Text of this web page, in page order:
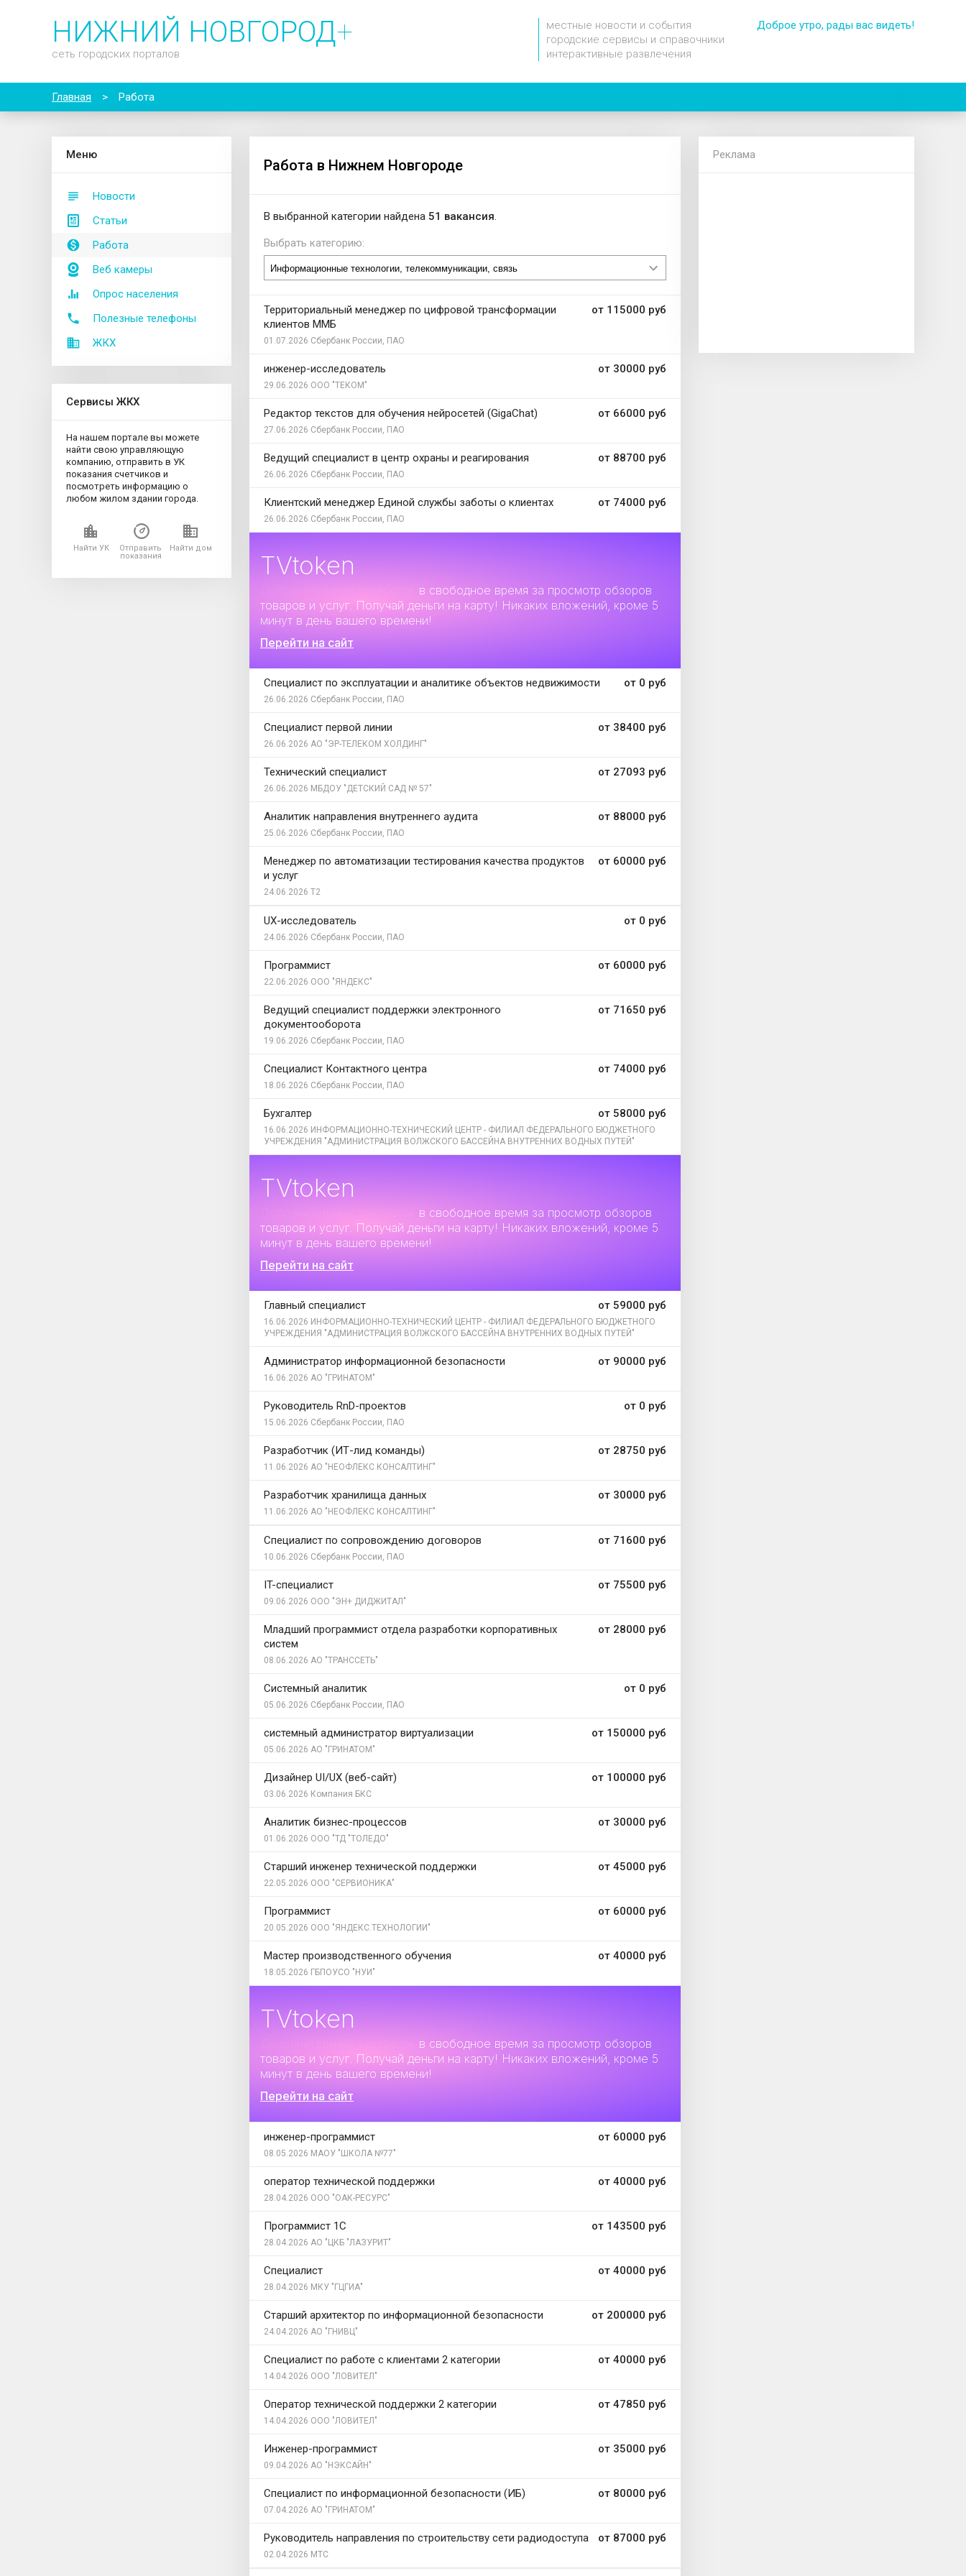
НИЖНИЙ НОВГОРОД+
сеть городских порталов
местные новости и события
городские сервисы и справочники
интерактивные развлечения
Доброе утро, рады вас видеть!
Главная > Работа
Меню
Новости
Статьи
Работа
Веб камеры
Опрос населения
Полезные телефоны
ЖКХ
Сервисы ЖКХ
На нашем портале вы можете
найти свою управляющую
компанию, отправить в УК
показания счетчиков и
посмотреть информацию о
любом жилом здании города.
Найти УК
Отправить
показания
Найти дом
Работа в Нижнем Новгороде
В выбранной категории найдена 51 вакансия.
Выбрать категорию:
от 115000 руб
Территориальный менеджер по цифровой трансформации
клиентов ММБ
01.07.2026 Сбербанк России, ПАО
от 30000 руб
инженер-исследователь
29.06.2026 ООО "ТЕКОМ"
от 66000 руб
Редактор текстов для обучения нейросетей (GigaChat)
27.06.2026 Сбербанк России, ПАО
от 88700 руб
Ведущий специалист в центр охраны и реагирования
26.06.2026 Сбербанк России, ПАО
от 74000 руб
Клиентский менеджер Единой службы заботы о клиентах
26.06.2026 Сбербанк России, ПАО
TVtoken
в свободное время за просмотр обзоров
товаров и услуг. Получай деньги на карту! Никаких вложений, кроме 5
минут в день вашего времени!
Перейти на сайт
от 0 руб
Специалист по эксплуатации и аналитике объектов недвижимости
26.06.2026 Сбербанк России, ПАО
от 38400 руб
Специалист первой линии
26.06.2026 АО "ЭР-ТЕЛЕКОМ ХОЛДИНГ"
от 27093 руб
Технический специалист
26.06.2026 МБДОУ "ДЕТСКИЙ САД № 57"
от 88000 руб
Аналитик направления внутреннего аудита
25.06.2026 Сбербанк России, ПАО
от 60000 руб
Менеджер по автоматизации тестирования качества продуктов
и услуг
24.06.2026 T2
от 0 руб
UX-исследователь
24.06.2026 Сбербанк России, ПАО
от 60000 руб
Программист
22.06.2026 ООО "ЯНДЕКС"
от 71650 руб
Ведущий специалист поддержки электронного
документооборота
19.06.2026 Сбербанк России, ПАО
от 74000 руб
Специалист Контактного центра
18.06.2026 Сбербанк России, ПАО
от 58000 руб
Бухгалтер
16.06.2026 ИНФОРМАЦИОННО-ТЕХНИЧЕСКИЙ ЦЕНТР - ФИЛИАЛ ФЕДЕРАЛЬНОГО БЮДЖЕТНОГО
УЧРЕЖДЕНИЯ "АДМИНИСТРАЦИЯ ВОЛЖСКОГО БАССЕЙНА ВНУТРЕННИХ ВОДНЫХ ПУТЕЙ"
TVtoken
в свободное время за просмотр обзоров
товаров и услуг. Получай деньги на карту! Никаких вложений, кроме 5
минут в день вашего времени!
Перейти на сайт
от 59000 руб
Главный специалист
16.06.2026 ИНФОРМАЦИОННО-ТЕХНИЧЕСКИЙ ЦЕНТР - ФИЛИАЛ ФЕДЕРАЛЬНОГО БЮДЖЕТНОГО
УЧРЕЖДЕНИЯ "АДМИНИСТРАЦИЯ ВОЛЖСКОГО БАССЕЙНА ВНУТРЕННИХ ВОДНЫХ ПУТЕЙ"
от 90000 руб
Администратор информационной безопасности
16.06.2026 АО "ГРИНАТОМ"
от 0 руб
Руководитель RnD-проектов
15.06.2026 Сбербанк России, ПАО
от 28750 руб
Разработчик (ИТ-лид команды)
11.06.2026 АО "НЕОФЛЕКС КОНСАЛТИНГ"
от 30000 руб
Разработчик хранилища данных
11.06.2026 АО "НЕОФЛЕКС КОНСАЛТИНГ"
от 71600 руб
Специалист по сопровождению договоров
10.06.2026 Сбербанк России, ПАО
от 75500 руб
IT-специалист
09.06.2026 ООО "ЭН+ ДИДЖИТАЛ"
от 28000 руб
Младший программист отдела разработки корпоративных
систем
08.06.2026 АО "ТРАНССЕТЬ"
от 0 руб
Системный аналитик
05.06.2026 Сбербанк России, ПАО
от 150000 руб
системный администратор виртуализации
05.06.2026 АО "ГРИНАТОМ"
от 100000 руб
Дизайнер UI/UX (веб-сайт)
03.06.2026 Компания БКС
от 30000 руб
Аналитик бизнес-процессов
01.06.2026 ООО "ТД "ТОЛЕДО"
от 45000 руб
Старший инженер технической поддержки
22.05.2026 ООО "СЕРВИОНИКА"
от 60000 руб
Программист
20.05.2026 ООО "ЯНДЕКС.ТЕХНОЛОГИИ"
от 40000 руб
Мастер производственного обучения
18.05.2026 ГБПОУСО "НУИ"
TVtoken
в свободное время за просмотр обзоров
товаров и услуг. Получай деньги на карту! Никаких вложений, кроме 5
минут в день вашего времени!
Перейти на сайт
от 60000 руб
инженер-программист
08.05.2026 МАОУ "ШКОЛА №77"
от 40000 руб
оператор технической поддержки
28.04.2026 ООО "ОАК-РЕСУРС"
от 143500 руб
Программист 1С
28.04.2026 АО "ЦКБ "ЛАЗУРИТ"
от 40000 руб
Специалист
28.04.2026 МКУ "ГЦГИА"
от 200000 руб
Старший архитектор по информационной безопасности
24.04.2026 АО "ГНИВЦ"
от 40000 руб
Специалист по работе с клиентами 2 категории
14.04.2026 ООО "ЛОВИТЕЛ"
от 47850 руб
Оператор технической поддержки 2 категории
14.04.2026 ООО "ЛОВИТЕЛ"
от 35000 руб
Инженер-программист
09.04.2026 АО "НЭКСАЙН"
от 80000 руб
Специалист по информационной безопасности (ИБ)
07.04.2026 АО "ГРИНАТОМ"
от 87000 руб
Руководитель направления по строительству сети радиодоступа
02.04.2026 МТС
Реклама